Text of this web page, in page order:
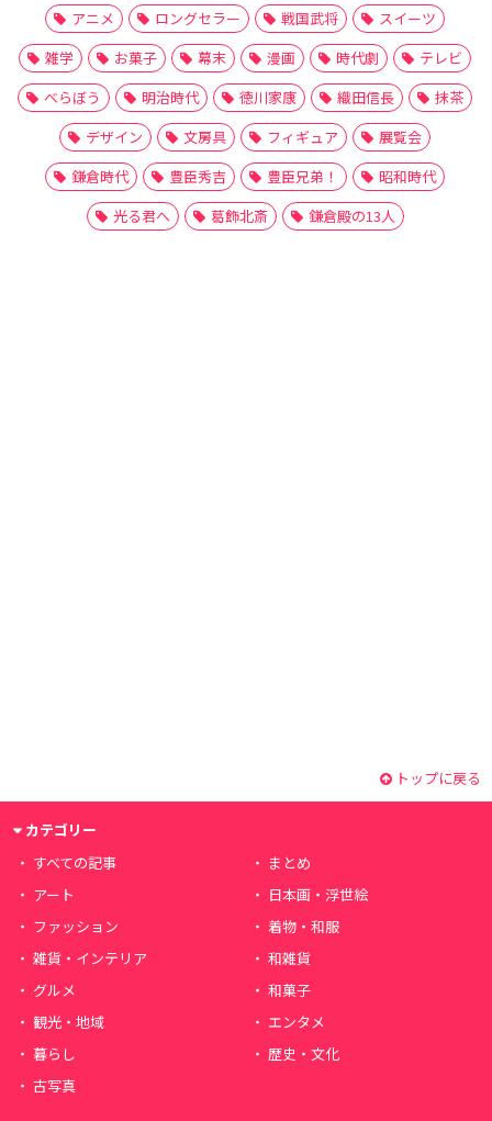
アニメ
ロングセラー 戦国武将
スイーツ
雑学
お菓子 幕末 漫画 時代劇
テレビ
べらぼう
明治時代 徳川家康 織田信長
抹茶
デザイン
文房具 フィギュア
展覧会
鎌倉時代
豊臣秀吉 豊臣兄弟！
昭和時代
光る君へ
葛飾北斎 鎌倉殿の13人
トップに戻る
カテゴリー
すべての記事
まとめ
アート
日本画・浮世絵
ファッション
着物・和服
雑貨・インテリア
和雑貨
グルメ
和菓子
観光・地域
エンタメ
暮らし
歴史・文化
古写真